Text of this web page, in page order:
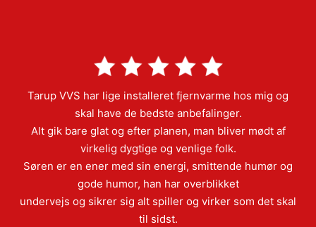
Tarup VVS har lige installeret fjernvarme hos mig og
skal have de bedste anbefalinger.
Alt gik bare glat og efter planen, man bliver mødt af
virkelig dygtige og venlige folk.
Søren er en ener med sin energi, smittende humør og
gode humor, han har overblikket
undervejs og sikrer sig alt spiller og virker som det skal
til sidst.